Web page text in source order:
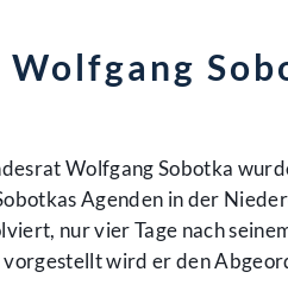
Wolfgang Sobotka
Agenden in der
nur vier Tage nach
wird er den